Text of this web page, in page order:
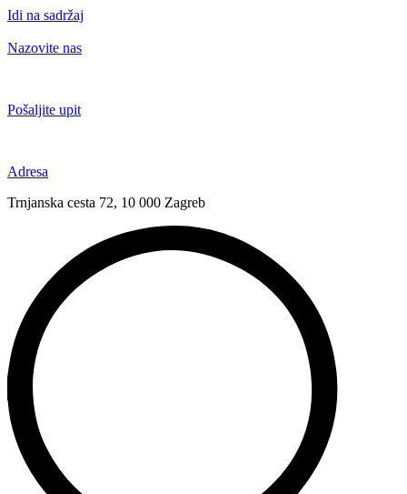
Idi na sadržaj
Nazovite nas
Pošaljite upit
Adresa
Trnjanska cesta 72, 10 000 Zagreb